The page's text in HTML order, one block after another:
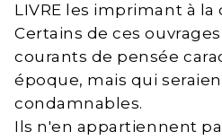
LIVRE les imprimant à la
Certains de ces
courants de pensée
époque, mais qui
condamnables.
Ils n'en appartiennent